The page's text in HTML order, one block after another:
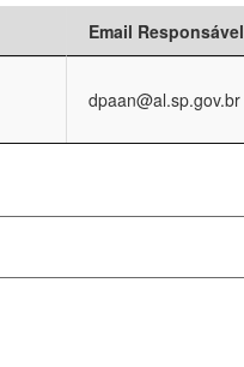
Email Responsável
dpaan@al.sp.gov.br